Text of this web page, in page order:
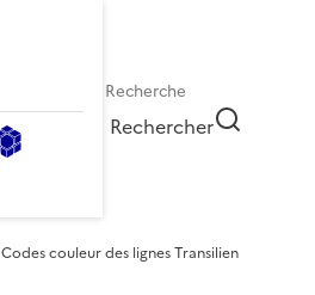
Rechercher
Codes couleur des lignes Transilien